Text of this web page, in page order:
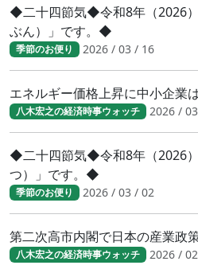
◆二十四節気◆令和8年（2026
ぶん）」です。◆
季節のお便り 2026 / 03 / 16
エネルギー価格上昇に中小企業
八木宏之の経済時事ウォッチ 2026 /
◆二十四節気◆令和8年（2026
つ）」です。◆
季節のお便り 2026 / 03 / 02
第二次高市内閣で日本の産業政
八木宏之の経済時事ウォッチ 2026 /